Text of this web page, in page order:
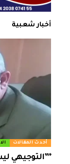
أخبار شعبية
أحدث المقالات
*”التوجيهي